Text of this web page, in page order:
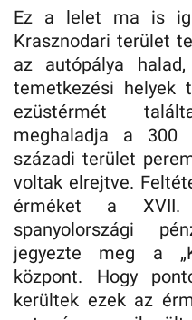
Ez a lelet ma is
Krasznodari terület
az autópálya
temetkezési helyek
ezüstérmét
meghaladja a 300
századi terület
voltak elrejtve.
érméket a
spanyolországi
jegyezte meg a
központ. Hogy
kerültek ezek az